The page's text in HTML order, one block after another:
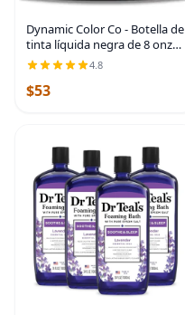
Dynamic Color Co - Botella de
tinta líquida negra de 8 onzas
| Sterilized and lot-numbered
for full traceability;
established American brand
4.8
$53